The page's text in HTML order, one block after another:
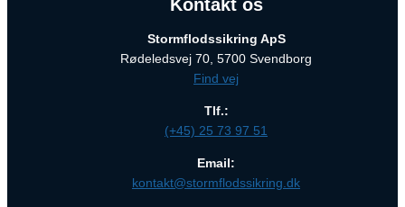
Kontakt os
Stormflodssikring ApS
Rødeledsvej 70, 5700 Svendborg
Find vej
Tlf.:
(+45) 25 73 97 51
Email:
kontakt@stormflodssikring.dk